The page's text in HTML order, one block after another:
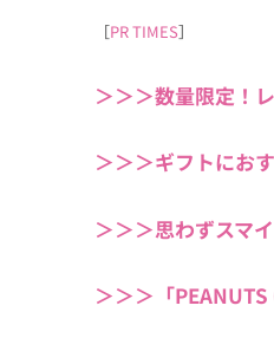
［PR TIMES］
＞＞＞数量限定！
＞＞＞ギフトにお
＞＞＞思わずスマ
＞＞＞「